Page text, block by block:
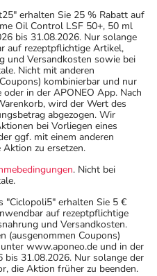
erhalten Sie 25 % Rabatt auf
Oil Control LSF 50+, 50 ml
bis 31.08.2026. Nur solange
auf rezeptpflichtige Artikel,
und Versandkosten sowie bei
Nicht mit anderen
kombinierbar und nur
in der APONEO App. Nach
wird der Wert des
abgezogen. Wir
bei Vorliegen eines
ggf. mit einem anderen
Aktion zu ersetzen.
. Nicht bei
"Ciclopoli5" erhalten Sie 5 €
auf rezeptpflichtige
und Versandkosten.
(ausgenommen Coupons)
www.aponeo.de und in der
bis 31.08.2026. Nur solange der
die Aktion früher zu beenden.